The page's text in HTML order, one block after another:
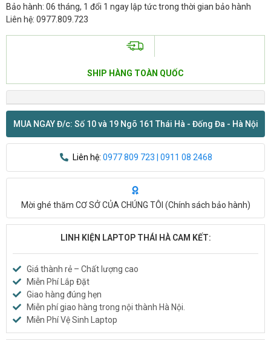
Bảo hành: 06 tháng, 1 đổi 1 ngay lập tức trong thời gian bảo hành
Liên hệ: 0977.809.723
SHIP HÀNG TOÀN QUỐC
MUA NGAY Đ/c: Số 10 và 19 Ngõ 161 Thái Hà - Đống Đa - Hà Nội
Liên hệ: 0977 809 723 | 0911 08 2468
Mời ghé thăm CƠ SỞ CỦA CHÚNG TÔI (Chính sách bảo hành)
LINH KIỆN LAPTOP THÁI HÀ CAM KẾT:
Giá thành rẻ – Chất lượng cao
Miễn Phí Lắp Đặt
Giao hàng đúng hẹn
Miễn phí giao hàng trong nội thành Hà Nội.
Miễn Phí Vệ Sinh Laptop